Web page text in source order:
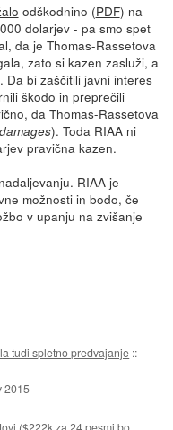
odškodnino (PDF) na
dolarjev - pa smo spet
da je Thomas-Rassetova
zato si kazen zasluži, a
bi zaščitili javni interes
škodo in preprečili
da Thomas-Rassetova
). Toda RIAA ni
pravična kazen.
RIAA je
možnosti in bodo, če
v upanju na zvišanje
tudi spletno predvajanje ::
2015